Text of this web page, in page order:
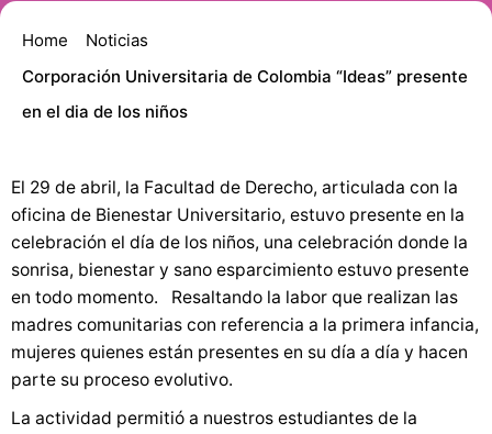
Home
Noticias
Corporación Universitaria de Colombia “Ideas” presente
en el dia de los niños
El 29 de abril, la Facultad de Derecho, articulada con la
oficina de Bienestar Universitario, estuvo presente en la
celebración el día de los niños, una celebración donde la
sonrisa, bienestar y sano esparcimiento estuvo presente
en todo momento. Resaltando la labor que realizan las
madres comunitarias con referencia a la primera infancia,
mujeres quienes están presentes en su día a día y hacen
parte su proceso evolutivo.
La actividad permitió a nuestros estudiantes de la